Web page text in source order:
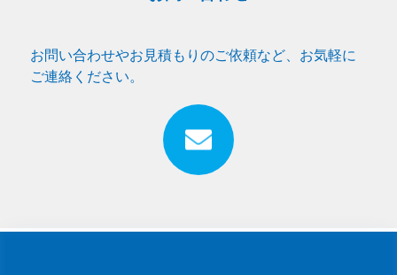
お問い合わせやお見積もりのご依頼など、お気軽に
ご連絡ください。